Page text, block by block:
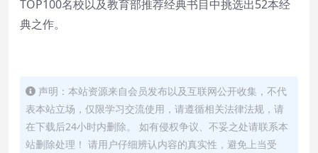
TOP100名校以及教育部推荐经典书目中挑选出52本经
典之作。
声明：本站资源来自会员发布以及互联网公开收集，不代
表本站立场，仅限学习交流使用，请遵循相关法律法规，请
在下载后24小时内删除。 如有侵权争议、不妥之处请联系本
站删除处理！ 请用户仔细辨认内容的真实性，避免上当受